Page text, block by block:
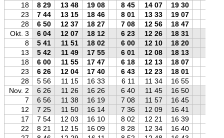
18
8 29 13 48 19 08 8 45 14 07 19 30
23
7 44 13 15 18 46 8 01 13 33 19 07
28
6 50 12 37 18 27 7 08 12 56 18 47
Okt. 3
6 04 12 07 18 12 6 23 12 26 18 31
8
5 41 11 51 18 02 6 00 12 10 18 20
13
5 42 11 49 17 55 6 01 12 08 18 13
18
6 00 11 55 17 47 6 18 12 13 18 07
23
6 26 12 04 17 40 6 43 12 23 18 01
28
5 56 11 15 16 33 6 11 11 34 16 55
Nov. 2
6 26 11 26 16 26 6 40 11 45 16 50
7
6 56 11 38 16 19 7 08 11 57 16 45
12
7 25 11 50 16 14 7 36 12 09 16 41
17
7 54 12 03 16 10 8 02 12 21 16 39
22
8 21 12 15 16 09 8 28 12 34 16 40